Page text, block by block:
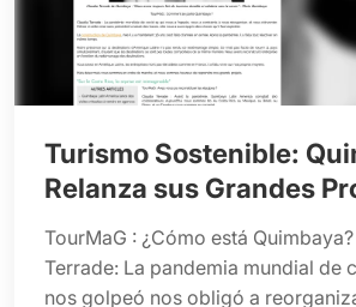
Turismo Sostenible:
Relanza sus Grandes
TourMaG : ¿Cómo está
Terrade: La pandemia mundial de
nos golpeó nos obligó a